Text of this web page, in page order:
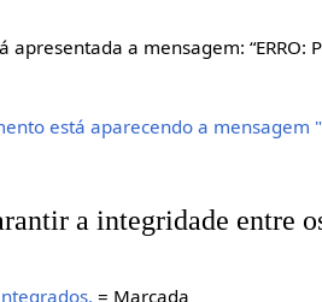
a mensagem: “ERRO:
está aparecendo a mensagem
a integridade entre
= Marcada